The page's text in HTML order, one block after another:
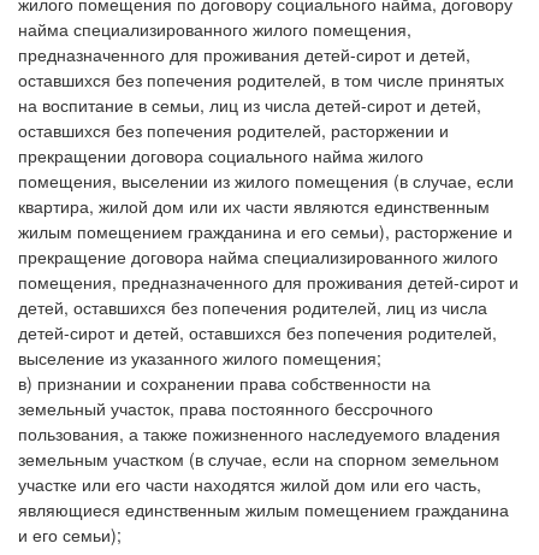
найма специализированного жилого помещения,
предназначенного для проживания детей-сирот и детей,
оставшихся без попечения родителей, в том числе принятых
на воспитание в семьи, лиц из числа детей-сирот и детей,
оставшихся без попечения родителей, расторжении и
прекращении договора социального найма жилого
помещения, выселении из жилого помещения (в случае, если
квартира, жилой дом или их части являются единственным
жилым помещением гражданина и его семьи), расторжение и
прекращение договора найма специализированного жилого
помещения, предназначенного для проживания детей-сирот и
детей, оставшихся без попечения родителей, лиц из числа
детей-сирот и детей, оставшихся без попечения родителей,
выселение из указанного жилого помещения;
в) признании и сохранении права собственности на
земельный участок, права постоянного бессрочного
пользования, а также пожизненного наследуемого владения
земельным участком (в случае, если на спорном земельном
участке или его части находятся жилой дом или его часть,
являющиеся единственным жилым помещением гражданина
и его семьи);